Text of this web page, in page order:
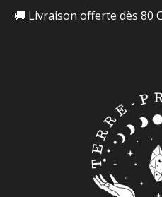
🚚 Livraison offerte dès 80